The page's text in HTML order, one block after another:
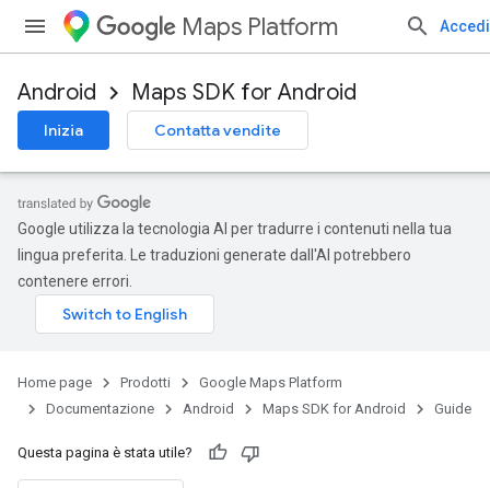
Maps Platform Accedi
Android Maps SDK for Android
Inizia Contatta vendite
Google utilizza la tecnologia AI per tradurre i contenuti nella tua
lingua preferita. Le traduzioni generate dall'AI potrebbero
contenere errori.
Home page Prodotti
Google Maps Platform
Documentazione
Android Maps SDK for Android Guide
Questa pagina è stata utile?